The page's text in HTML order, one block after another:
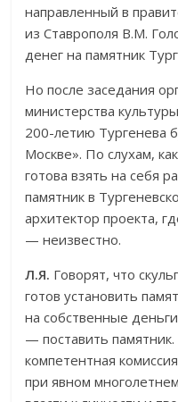
направленный в
из Ставрополя В.М.
денег на памятник
Но после заседания
министерства
200-летию Тургенева
Москве». По слухам,
готова взять на себя
памятник в
архитектор проекта,
— неизвестно.
Л.Я. Говорят, что
готов установить
на собственные
— поставить
компетентная
при явном